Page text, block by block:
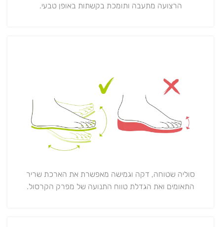
הרצועה מתעבה ותומכת בקשתות באופן טבעי.
סוליה שטוחה, דקה וגמישה מאפשרת את הארכת שריר
התאומים ואת הגדלת טווח התנועה של מפרק הקרסול.